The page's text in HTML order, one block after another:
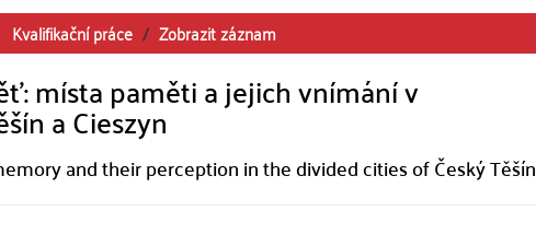
Kvalifikační práce Zobrazit záznam
místa paměti a jejich vnímání v
a Cieszyn
and their perception in the divided cities of Český Těšín